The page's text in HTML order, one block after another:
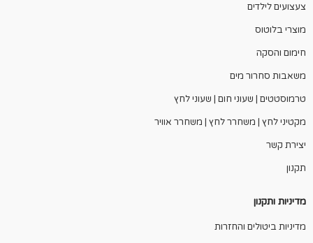
צעצועים לילדים
מוצרי בלוטוס
חימום והסקה
משאבות סחרור מים
טרמוסטטים | שעוני חום | שעוני לחץ
מקטיני לחץ | משחרר לחץ | משחרר אוויר
יצירת קשר
תקנון
מדיניות ותקנון
מדיניות ביטולים והחזרות